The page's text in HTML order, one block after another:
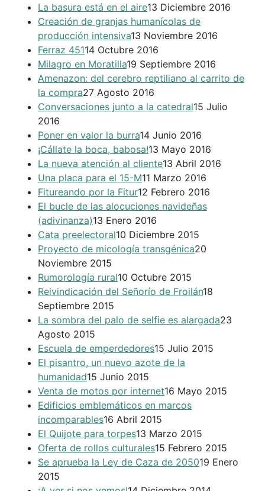
La basura está en el aire13 Diciembre 2016
Creación de granjas humanícolas de
producción intensiva13 Noviembre 2016
Ferraz 45114 Octubre 2016
Milagro en Moratilla19 Septiembre 2016
Amenazon: del cerebro reptiliano al carrito de
la compra27 Agosto 2016
Conversaciones junto a la catedral15 Julio
2016
Poner en valor la burra14 Junio 2016
¡Cállate la boca, babosa!13 Mayo 2016
La nueva atención al cliente13 Abril 2016
Una placa para el 15-M11 Marzo 2016
Fitureando por la Fitur12 Febrero 2016
El bucle de las alocuciones navideñas
(adivinanza)13 Enero 2016
Cata preelectoral10 Diciembre 2015
Proyecto de micología transgénica20
Noviembre 2015
Rumorología rural10 Octubre 2015
Reivindicación del Señorío de Froilán18
Septiembre 2015
La sombra del palo de selfie es alargada23
Agosto 2015
Escuela de emperdedores15 Julio 2015
El pisantro, un nuevo azote de la
humanidad15 Junio 2015
Venta de motos por internet16 Mayo 2015
Edificios emblemáticos en marcos
incomparables16 Abril 2015
El Quijote para torpes13 Marzo 2015
Oferta de rollos culturales15 Febrero 2015
Se aprueba la Ley de Caza de 205019 Enero
2015